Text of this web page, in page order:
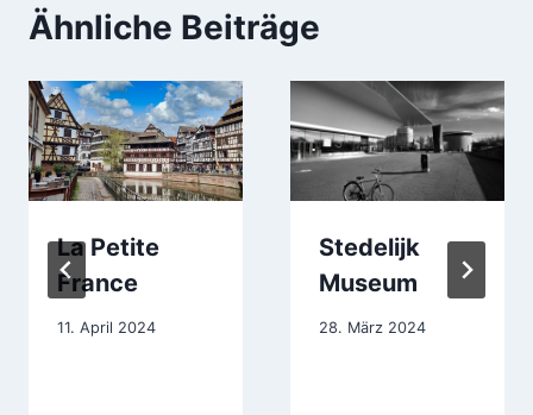
Ähnliche Beiträge
La Petite
France
11. April 2024
Stedelijk
Museum
28. März 2024